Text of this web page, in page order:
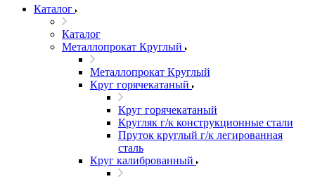
Каталог
Каталог
Металлопрокат Круглый
Металлопрокат Круглый
Круг горячекатаный
Круг горячекатаный
Кругляк г/к конструкционные стали
Пруток круглый г/к легированная
сталь
Круг калиброванный